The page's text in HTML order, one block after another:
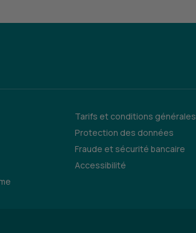
Tarifs et conditions générales
Protection des données
Fraude et sécurité bancaire
Accessibilité